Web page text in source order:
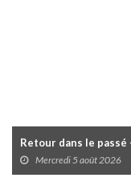
Retour dans le passé
Mercredi 5 août 2026